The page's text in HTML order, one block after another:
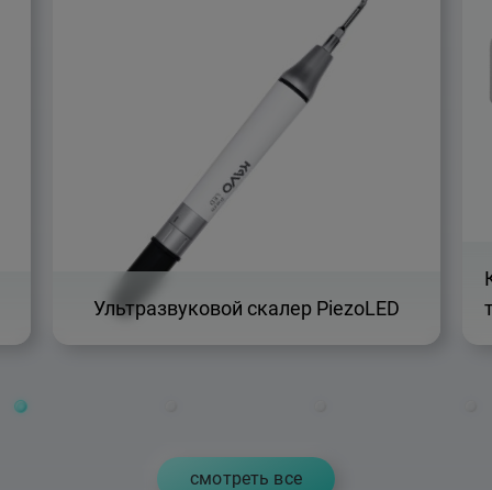
Ультразвуковой скалер PiezoLED
cмотреть все